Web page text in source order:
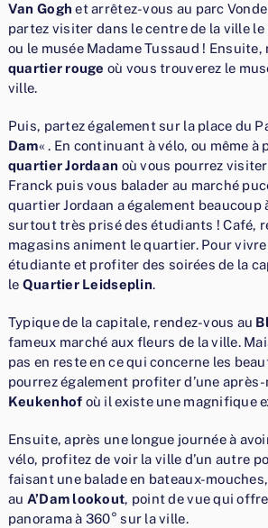
Van Gogh et arrêtez-vous au parc
partez visiter dans le centre de la ville
ou le musée Madame Tussaud ! Ensuite,
quartier rouge où vous trouverez le
ville.
Puis, partez également sur la place du
Dam« . En continuant à vélo, ou même à
quartier Jordaan où vous pourrez
Franck puis vous balader au marché
quartier Jordaan a également
surtout très prisé des étudiants ! Café,
magasins animent le quartier. Pour
étudiante et profiter des soirées de la
le Quartier Leidseplin.
Typique de la capitale, rendez-vous au
fameux marché aux fleurs de la ville.
pas en reste en ce qui concerne les
pourrez également profiter d’une
Keukenhof où il existe une magnifique
Ensuite, après une longue journée à
vélo, profitez de voir la ville d’un autre
faisant une balade en bateaux-
au A’Dam lookout, point de vue qui
panorama à 360° sur la ville.